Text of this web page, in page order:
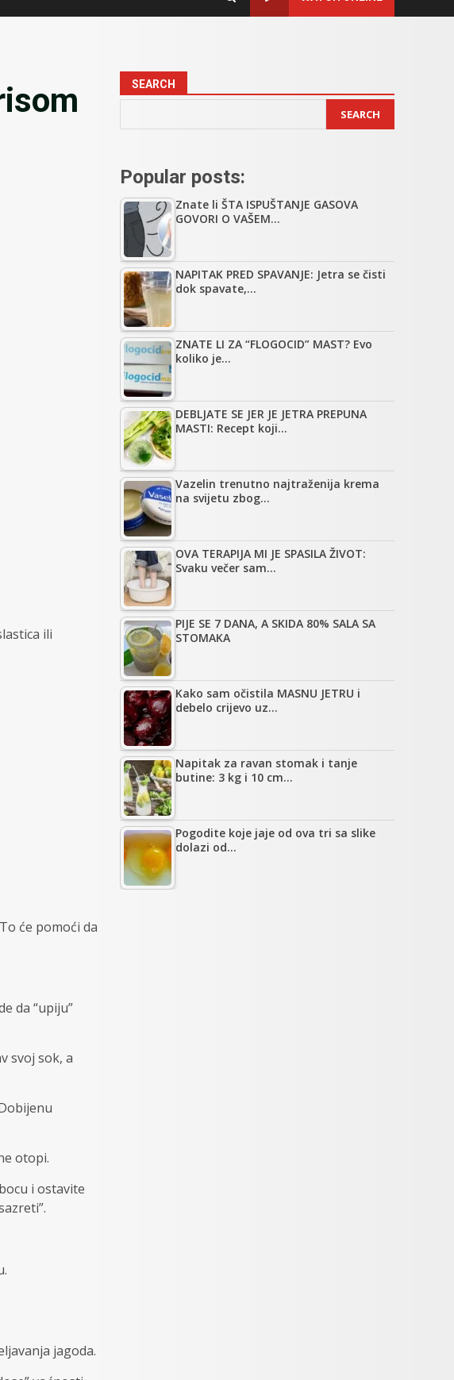
ili
će pomoći da
da “upiju”
svoj sok, a
otopi.
i ostavite
jagoda.
SEARCH
SEARCH
Popular posts:
Znate li ŠTA ISPUŠTANJE GASOVA
GOVORI O VAŠEM…
NAPITAK PRED SPAVANJE: Jetra se čisti
dok spavate,…
ZNATE LI ZA “FLOGOCID” MAST? Evo
koliko je…
DEBLJATE SE JER JE JETRA PREPUNA
MASTI: Recept koji…
Vazelin trenutno najtraženija krema
na svijetu zbog…
OVA TERAPIJA MI JE SPASILA ŽIVOT:
Svaku večer sam…
PIJE SE 7 DANA, A SKIDA 80% SALA SA
STOMAKA
Kako sam očistila MASNU JETRU i
debelo crijevo uz…
Napitak za ravan stomak i tanje
butine: 3 kg i 10 cm…
Pogodite koje jaje od ova tri sa slike
dolazi od…